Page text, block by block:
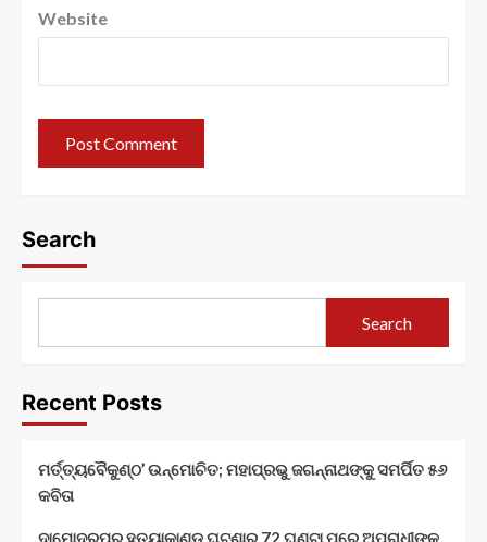
Website
Search
Search
Recent Posts
ମର୍ତ୍ତ୍ୟବୈକୁଣ୍ଠ’ ଉନ୍ମୋଚିତ; ମହାପ୍ରଭୁ ଜଗନ୍ନାଥଙ୍କୁ ସମର୍ପିତ ୫୬
କବିତା
ଦାମୋଦରପୁର ହତ୍ୟାକାଣ୍ଡ ଘଟଣାର 72 ଘଣ୍ଟା ପରେ ଅପରାଧୀଙ୍କୁ